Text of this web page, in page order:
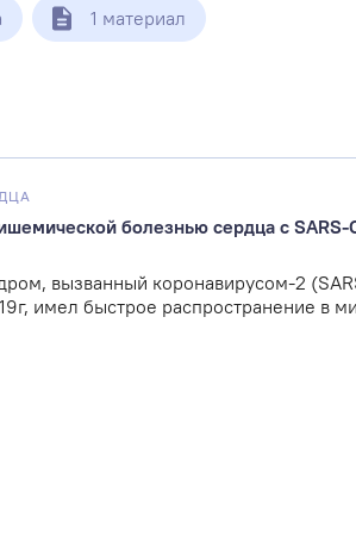
1 материал
болезнью сердца с
вызванный коронавирусом-2
имел быстрое распространение в